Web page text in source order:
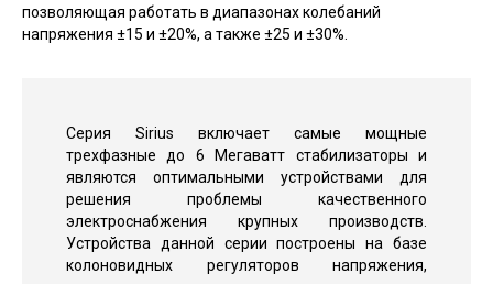
позволяющая работать в диапазонах колебаний
напряжения ±15 и ±20%, а также ±25 и ±30%.
Серия Sirius включает самые мощные
трехфазные до 6 Мегаватт стабилизаторы и
являются оптимальными устройствами для
решения проблемы качественного
электроснабжения крупных производств.
Устройства данной серии построены на базе
колоновидных регуляторов напряжения,